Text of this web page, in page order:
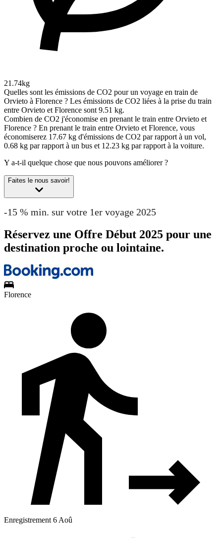
21.74kg
Quelles sont les émissions de CO2 pour un voyage en train de
Orvieto à Florence ? Les émissions de CO2 liées à la prise du train
entre Orvieto et Florence sont 9.51 kg.
Combien de CO2 j'économise en prenant le train entre Orvieto et
Florence ? En prenant le train entre Orvieto et Florence, vous
économiserez 17.67 kg d'émissions de CO2 par rapport à un vol,
0.68 kg par rapport à un bus et 12.23 kg par rapport à la voiture.
Y a-t-il quelque chose que nous pouvons améliorer ?
Faites le nous savoir!
-15 % min. sur votre 1er voyage 2025
Réservez une Offre Début 2025 pour une
destination proche ou lointaine.
Florence
Enregistrement 6 Aoû